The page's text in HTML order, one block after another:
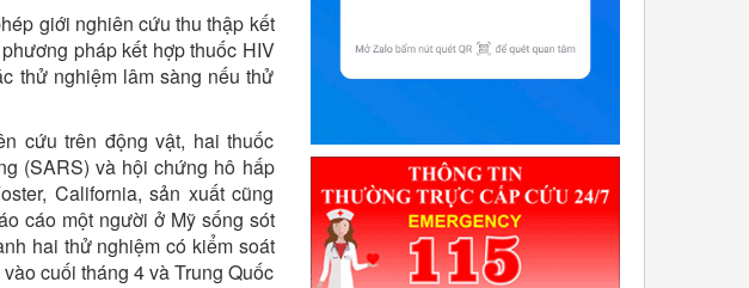
giới nghiên cứu thu thập kết
pháp kết hợp thuốc HIV
thử nghiệm lâm sàng nếu thử
cứu trên động vật, hai thuốc
(SARS) và hội chứng hô hấp
California, sản xuất cũng
cáo một người ở Mỹ sống sót
hai thử nghiệm có kiểm soát
cuối tháng 4 và Trung Quốc